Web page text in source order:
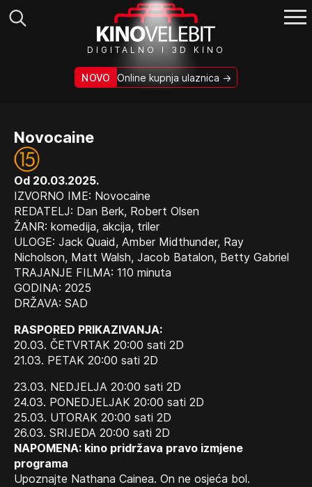
DIGITALNO I 3D KINO
NOVO Online kupnja ulaznica →
Novocaine
Od 20.03.2025.
IZVORNO IME: Novocaine
REDATELJ: Dan Berk, Robert Olsen
ŽANR: komedija, akcija, triler
ULOGE: Jack Quaid, Amber Midthunder, Ray
Nicholson, Matt Walsh, Jacob Batalon, Betty Gabriel
TRAJANJE FILMA: 110 minuta
GODINA: 2025
DRŽAVA: SAD
RASPORED PRIKAZIVANJA:
20.03. ČETVRTAK 20:00 sati 2D
21.03. PETAK 20:00 sati 2D
23.03. NEDJELJA 20:00 sati 2D
24.03. PONEDJELJAK 20:00 sati 2D
25.03. UTORAK 20:00 sati 2D
26.03. SRIJEDA 20:00 sati 2D
NAPOMENA: kino pridržava pravo izmjene
programa
Upoznajte Nathana Cainea. On ne osjeća bol.